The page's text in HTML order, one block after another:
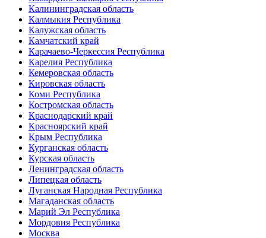
Калининградская область
Калмыкия Республика
Калужская область
Камчатский край
Карачаево-Черкессия Республика
Карелия Республика
Кемеровская область
Кировская область
Коми Республика
Костромская область
Краснодарский край
Красноярский край
Крым Республика
Курганская область
Курская область
Ленинградская область
Липецкая область
Луганская Народная Республика
Магаданская область
Марий Эл Республика
Мордовия Республика
Москва